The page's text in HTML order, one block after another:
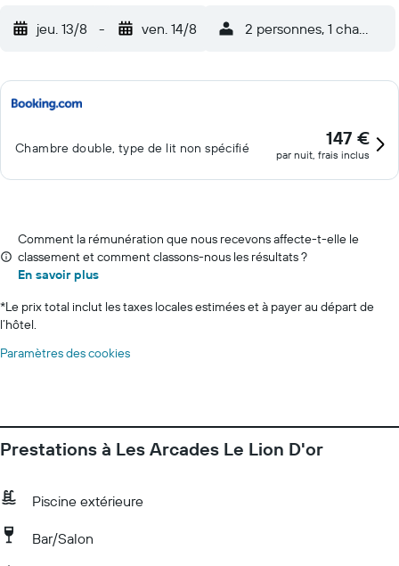
jeu. 13/8 - ven. 14/8 2 personnes, 1 chambre
Chambre double, type de lit non spécifié 147 €
par nuit, frais inclus
Comment la rémunération que nous recevons affecte-t-elle le
classement et comment classons-nous les résultats ?
En savoir plus
*Le prix total inclut les taxes locales estimées et à payer au départ de
l’hôtel.
Paramètres des cookies
Prestations à Les Arcades Le Lion D'or
Piscine extérieure
Bar/Salon